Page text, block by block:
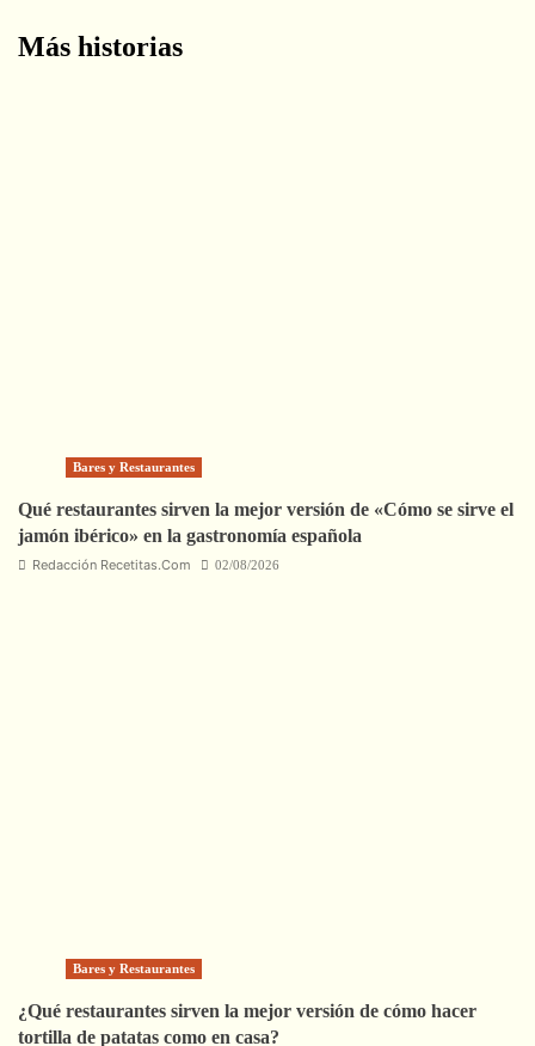
Más historias
Bares y Restaurantes
Qué restaurantes sirven la mejor versión de «Cómo se sirve el
jamón ibérico» en la gastronomía española
Redacción Recetitas.Com 02/08/2026
Bares y Restaurantes
¿Qué restaurantes sirven la mejor versión de cómo hacer
tortilla de patatas como en casa?